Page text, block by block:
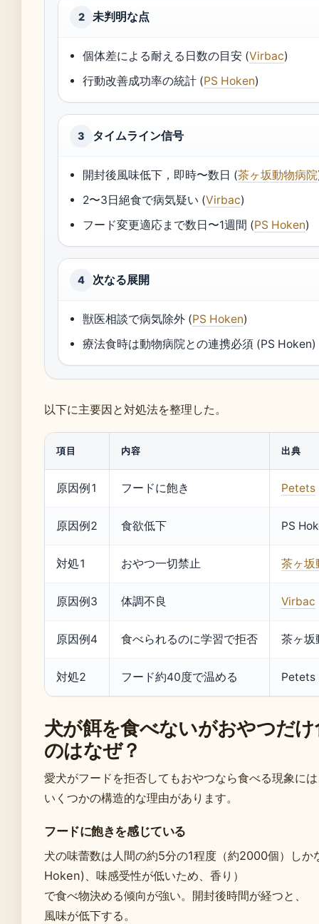
2 未判明な点
個体差による耐える日数の目安 (Virbac)
行動改善成功率の統計 (PS Hoken)
3 タイムライン信号
開封後風味低下，即時〜数日 (茶ヶ坂動物病院
2〜3日絕食で病気疑い (Virbac)
フード変更適応まで数日〜1週間 (PS Hoken)
4 次なる展開
獣医相談で病気除外 (PS Hoken)
療法食時は動物病院との連携必須 (PS Hoken)
以下に主要因と対処法を整理した。
項目 内容 出典
原因例1 フードに飽き Petets
原因例2 食欲低下 PS
対処1 おやつ一切禁止 茶ヶ坂
原因例3 体調不良 Virbac
原因例4 食べられるのに学習で拒否 茶ヶ坂
対処2 フード約40度で温める Petets
犬が餌を食べないがおやつだ
のはなぜ？
愛犬がフードを拒否してもおやつなら食べる現象に
いくつかの構造的な理由があります。
フードに飽きを感じている
犬の味蕾数は人間の約5分の1程度（約2000個）しか
Hoken)、味感受性が低いため、香り）
で食べ物決める倾向が強い。開封後時間が経つと、
風味が低下する。